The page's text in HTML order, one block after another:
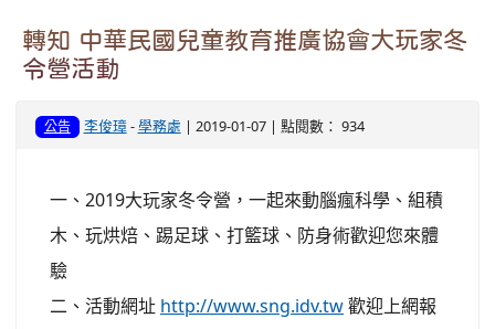
轉知 中華民國兒童教育推廣協會大玩家冬
令營活動
公告 李俊璋-學務處 | 2019-01-07 | 點閱數： 934
一、2019大玩家冬令營，一起來動腦瘋科學、組積
木、玩烘焙、踢足球、打籃球、防身術歡迎您來體
驗
二、活動網址 http://www.sng.idv.tw歡迎上網報